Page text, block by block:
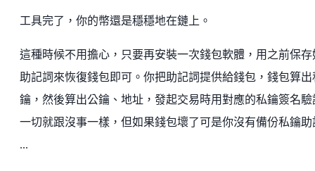
工具完了，你的幣還是穩穩地在鏈上。
這種時候不用擔心，只要再安裝一次錢包軟體，用之前保存
助記詞來恢復錢包即可。你把助記詞提供給錢包，錢包算出
鑰，然後算出公鑰、地址，發起交易時用對應的私鑰簽名驗
一切就跟沒事一樣，但如果錢包壞了可是你沒有備份私鑰助
...